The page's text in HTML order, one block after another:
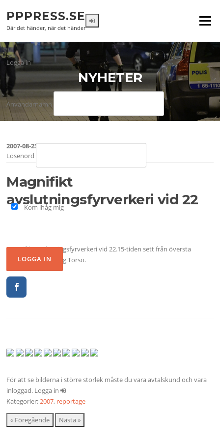
innehåll
PPPRESS.SE
Där det händer, när det händer
Meny
Logga in
Användarnamn
Lösenord
Kom ihåg mig
NYHETER
2007-08-23
Magnifikt
avslutningsfyrverkeri vid 22
Magnifikt avslutningsfyrverkeri vid 22.15-tiden sett från översta
våningen på Turning Torso.
För att se bilderna i större storlek måste du vara avtalskund och vara
inloggad. Logga in
Kategorier:2007, reportage
« Föregående Nästa »